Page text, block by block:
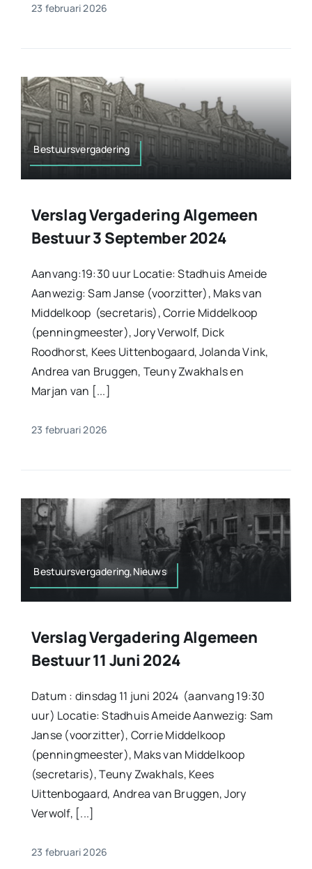
23 februari 2026
Bestuursvergadering
Verslag Vergadering Algemeen
Bestuur 3 September 2024
Aanvang:19:30 uur Locatie: Stadhuis Ameide
Aanwezig: Sam Janse (voorzitter), Maks van
Middelkoop (secretaris), Corrie Middelkoop
(penningmeester), Jory Verwolf, Dick
Roodhorst, Kees Uittenbogaard, Jolanda Vink,
Andrea van Bruggen, Teuny Zwakhals en
Marjan van [...]
23 februari 2026
Bestuursvergadering,Nieuws
Verslag Vergadering Algemeen
Bestuur 11 Juni 2024
Datum : dinsdag 11 juni 2024 (aanvang 19:30
uur) Locatie: Stadhuis Ameide Aanwezig: Sam
Janse (voorzitter), Corrie Middelkoop
(penningmeester), Maks van Middelkoop
(secretaris), Teuny Zwakhals, Kees
Uittenbogaard, Andrea van Bruggen, Jory
Verwolf, [...]
23 februari 2026